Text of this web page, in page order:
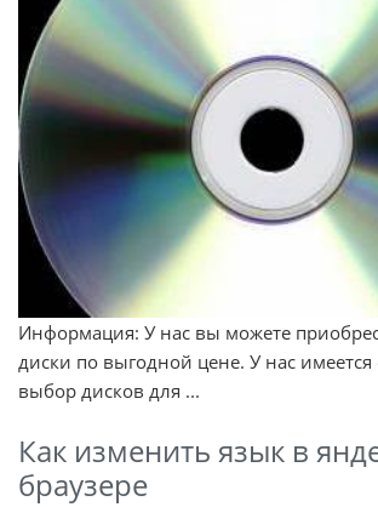
Информация: У нас вы можете
диски по выгодной цене. У нас
выбор дисков для ...
Как изменить язык в
браузере